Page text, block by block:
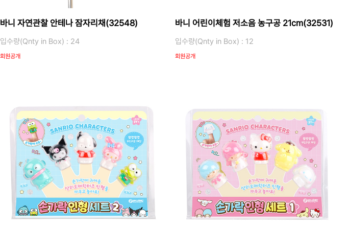
바니 자연관찰 안테나 잠자리채(32548)
입수량(Qnty in Box) : 24
회원공개
바니 어린이체험 저소음 농구공 21cm(32531)
입수량(Qnty in Box) : 12
회원공개